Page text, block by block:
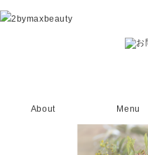
About Menu